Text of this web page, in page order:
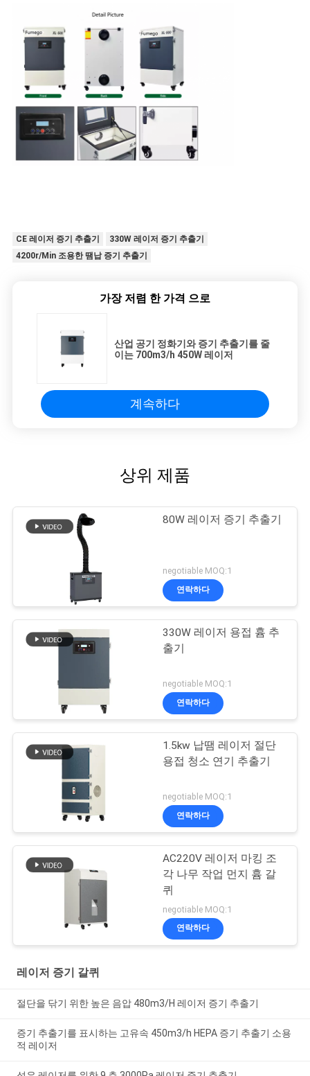
CE 레이저 증기 추출기
330W 레이저 증기 추출기
4200r/Min 조용한 땜납 증기 추출기
가장 저렴 한 가격 으로
산업 공기 정화기와 증기 추출기를 줄
이는 700m3/h 450W 레이저
계속하다
상위 제품
80W 레이저 증기 추출기
negotiable MOQ:1
연락하다
330W 레이저 용접 흄 추
출기
negotiable MOQ:1
연락하다
1.5kw 납땜 레이저 절단
용접 청소 연기 추출기
negotiable MOQ:1
연락하다
AC220V 레이저 마킹 조
각 나무 작업 먼지 흄 갈
퀴
negotiable MOQ:1
연락하다
레이저 증기 갈퀴
절단을 닦기 위한 높은 음압 480m3/H 레이저 증기 추출기
증기 추출기를 표시하는 고유속 450m3/h HEPA 증기 추출기 소용
적 레이저